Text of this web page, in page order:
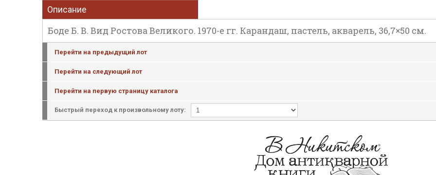
Описание
Боде Б. В. Вид Ростова Великого. 1970-е гг. Карандаш, пастель, акварель, 36,7×50 см.
Перейти на предыдущий лот
Перейти на следующий лот
Перейти на первую страницу каталога
Быстрый переход к произвольному лоту: